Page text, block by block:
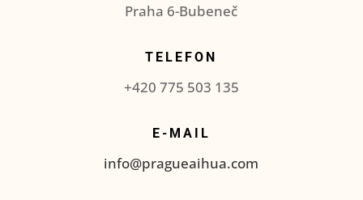
Praha 6-Bubeneč
TELEFON
+420 775 503 135
E-MAIL
info@pragueaihua.com